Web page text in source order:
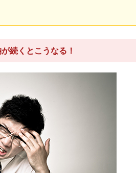
続くとこうなる！